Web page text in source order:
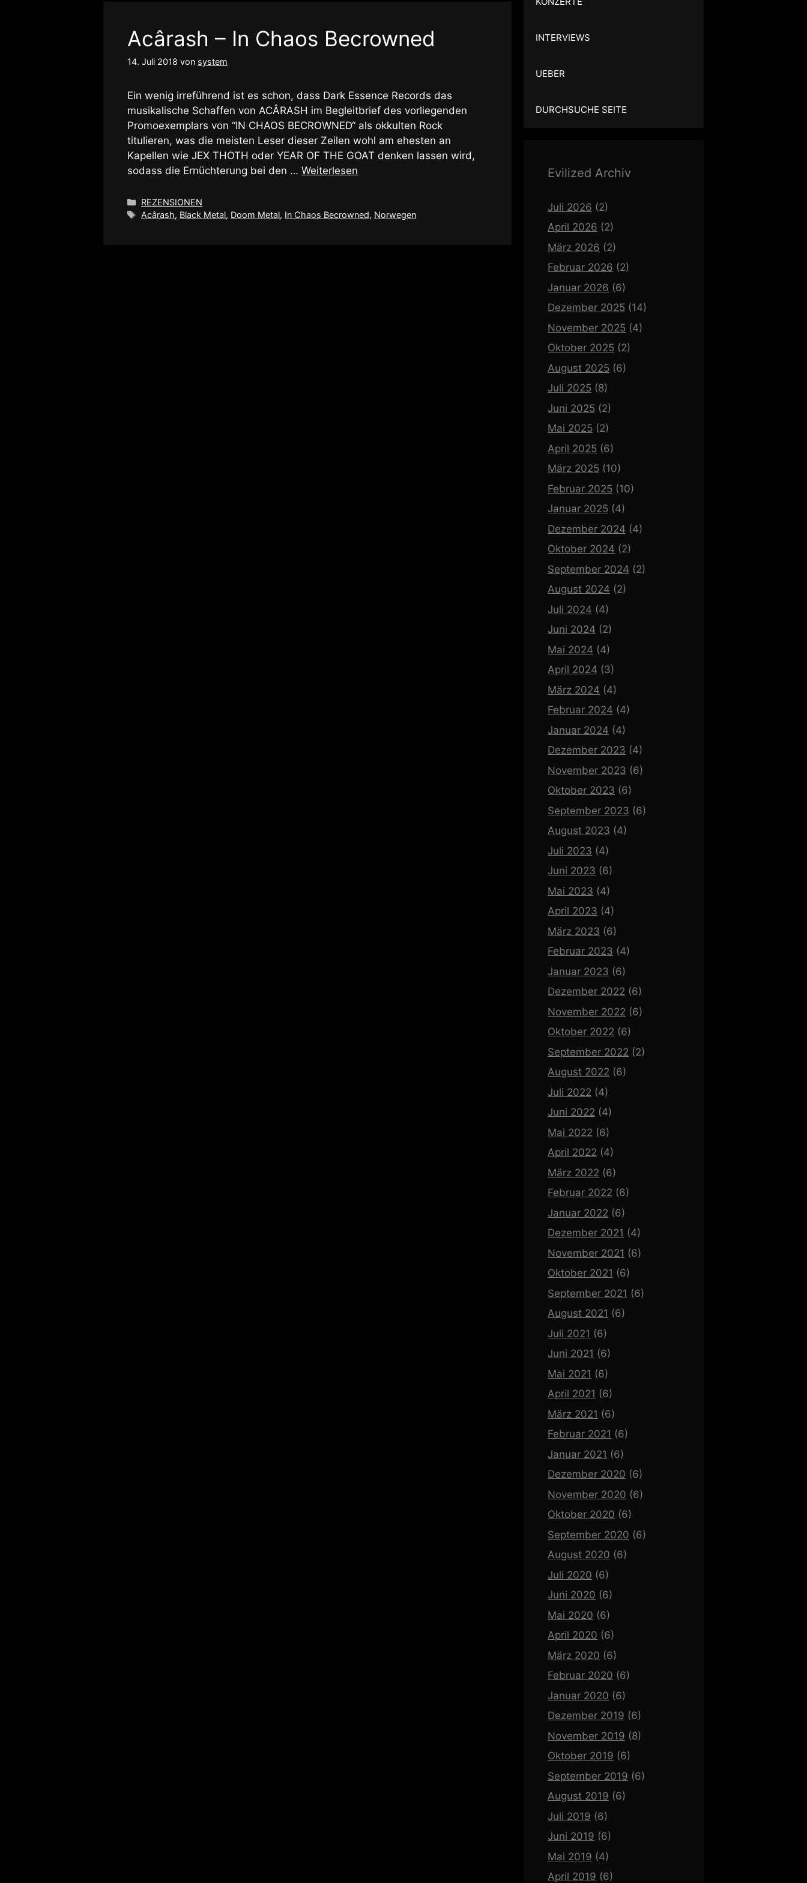
Acârash – In Chaos Becrowned
14. Juli 2018 von system
Ein wenig irreführend ist es schon, dass Dark Essence Records das
musikalische Schaffen von ACÂRASH im Begleitbrief des vorliegenden
Promoexemplars von “IN CHAOS BECROWNED“ als okkulten Rock
titulieren, was die meisten Leser dieser Zeilen wohl am ehesten an
Kapellen wie JEX THOTH oder YEAR OF THE GOAT denken lassen wird,
sodass die Ernüchterung bei den … Weiterlesen
Kategorien
REZENSIONEN
Schlagwörter
Acârash, Black Metal, Doom Metal, In Chaos Becrowned, Norwegen
INTERVIEWS
UEBER
DURCHSUCHE SEITE
Evilized Archiv
Juli 2026 (2)
April 2026 (2)
März 2026 (2)
Februar 2026 (2)
Januar 2026 (6)
Dezember 2025 (14)
November 2025 (4)
Oktober 2025 (2)
August 2025 (6)
Juli 2025 (8)
Juni 2025 (2)
Mai 2025 (2)
April 2025 (6)
März 2025 (10)
Februar 2025 (10)
Januar 2025 (4)
Dezember 2024 (4)
Oktober 2024 (2)
September 2024 (2)
August 2024 (2)
Juli 2024 (4)
Juni 2024 (2)
Mai 2024 (4)
April 2024 (3)
März 2024 (4)
Februar 2024 (4)
Januar 2024 (4)
Dezember 2023 (4)
November 2023 (6)
Oktober 2023 (6)
September 2023 (6)
August 2023 (4)
Juli 2023 (4)
Juni 2023 (6)
Mai 2023 (4)
April 2023 (4)
März 2023 (6)
Februar 2023 (4)
Januar 2023 (6)
Dezember 2022 (6)
November 2022 (6)
Oktober 2022 (6)
September 2022 (2)
August 2022 (6)
Juli 2022 (4)
Juni 2022 (4)
Mai 2022 (6)
April 2022 (4)
März 2022 (6)
Februar 2022 (6)
Januar 2022 (6)
Dezember 2021 (4)
November 2021 (6)
Oktober 2021 (6)
September 2021 (6)
August 2021 (6)
Juli 2021 (6)
Juni 2021 (6)
Mai 2021 (6)
April 2021 (6)
März 2021 (6)
Februar 2021 (6)
Januar 2021 (6)
Dezember 2020 (6)
November 2020 (6)
Oktober 2020 (6)
September 2020 (6)
August 2020 (6)
Juli 2020 (6)
Juni 2020 (6)
Mai 2020 (6)
April 2020 (6)
März 2020 (6)
Februar 2020 (6)
Januar 2020 (6)
Dezember 2019 (6)
November 2019 (8)
Oktober 2019 (6)
September 2019 (6)
August 2019 (6)
Juli 2019 (6)
Juni 2019 (6)
Mai 2019 (4)
April 2019 (6)